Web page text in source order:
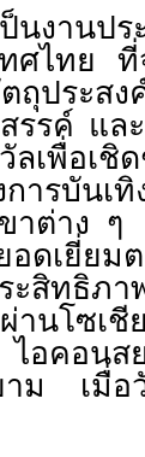
นงานป
ศไทย ที่
ถุประสง
รรค์ แล
ลเพื่อเ
ารบันเ
ขาต่าง
อดเยี่ย
ะสิทธิภา
นโซเชี
ไอคอ
าม เมื่